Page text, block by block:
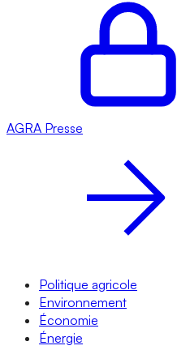
AGRA Presse
Politique agricole
Environnement
Économie
Énergie